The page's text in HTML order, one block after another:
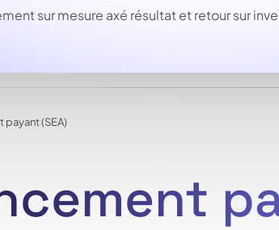
sur mesure axé résultat et retour sur
payant (SEA)